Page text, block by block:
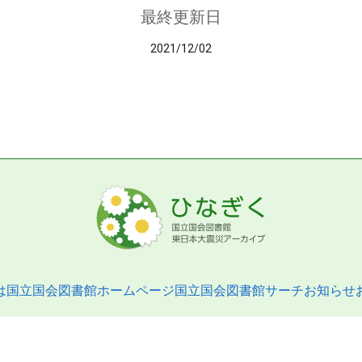
最終更新日
2021/12/02
国立国会図書館ホームページ国立国会図書館サーチお知らせ